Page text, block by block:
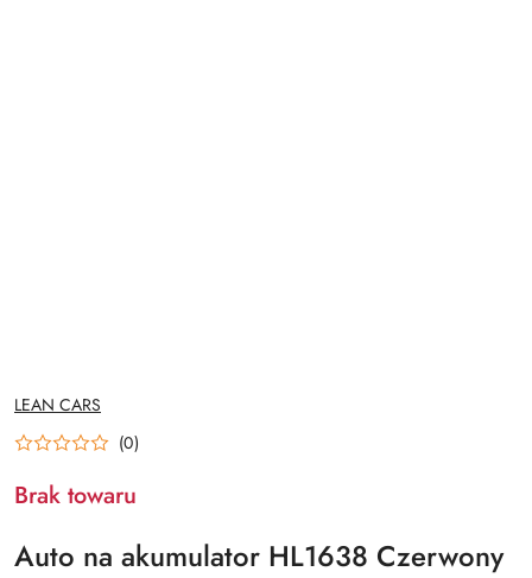
NAZWA
PRODUCENTA:
LEAN CARS
(0)
Brak towaru
Auto na akumulator HL1638 Czerwony